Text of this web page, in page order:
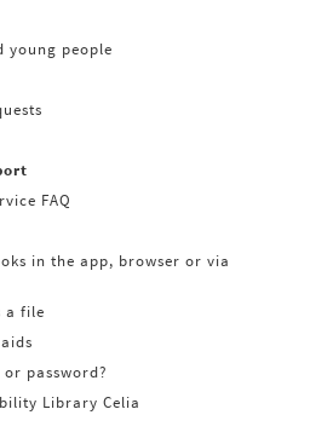
young people
FAQ
in the app, browser or via
a file
password?
Library Celia